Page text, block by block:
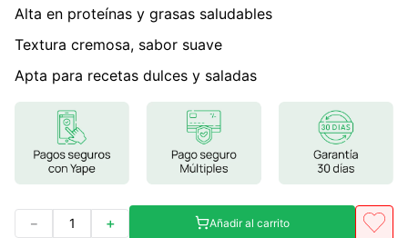
Alta en proteínas y grasas saludables
Textura cremosa, sabor suave
Apta para recetas dulces y saladas
＋
－ Añadir al carrito